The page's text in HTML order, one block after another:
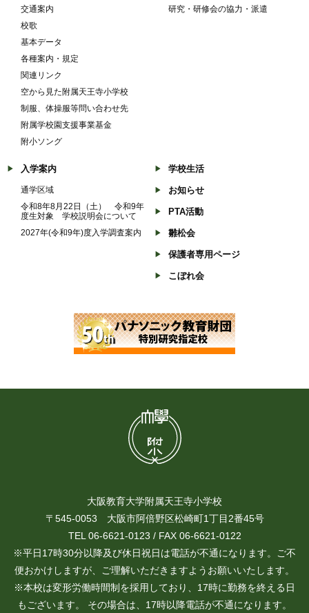
交通案内
校歌
基本データ
各種案内・規定
関連リンク
空から見た附属天王寺小学校
制服、体操服等問い合わせ先
附属学校園支援事業基金
附小ソング
研究・研修会の協力・派遣
入学案内
通学区域
令和8年8月22日（土） 令和9年
度生対象 学校説明会について
2027年(令和9年)度入学調査案内
学校生活
お知らせ
PTA活動
雛松会
保護者専用ページ
こぼれ会
大阪教育大学附属天王寺小学校
〒545-0053 大阪市阿倍野区松崎町1丁目2番45号
TEL 06-6621-0123 / FAX 06-6621-0122
※平日17時30分以降及び休日祝日は電話が不通になります。ご不
便おかけしますが、ご理解いただきますようお願いいたします。
※本校は変形労働時間制を採用しており、17時に勤務を終える日
もございます。 その場合は、17時以降電話が不通になります。